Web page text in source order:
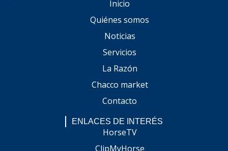
Inicio
Quiénes somos
Noticias
Servicios
La Razón
Chacco market
Contacto
ENLACES DE INTERÉS
HorseTV
ClipMyHorse